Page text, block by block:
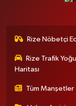
Rize Nöbetçi
Rize Trafik
Haritası
Tüm Manşetler